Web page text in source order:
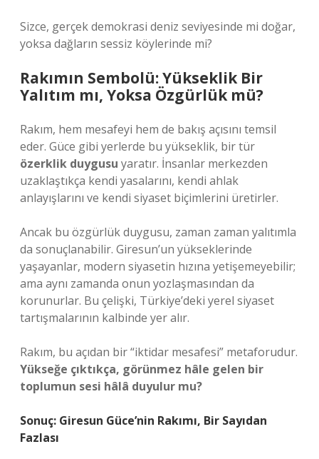
Sizce, gerçek demokrasi deniz seviyesinde mi doğar,
yoksa dağların sessiz köylerinde mi?
Rakımın Sembolü: Yükseklik Bir
Yalıtım mı, Yoksa Özgürlük mü?
Rakım, hem mesafeyi hem de bakış açısını temsil
eder. Güce gibi yerlerde bu yükseklik, bir tür
özerklik duygusu yaratır. İnsanlar merkezden
uzaklaştıkça kendi yasalarını, kendi ahlak
anlayışlarını ve kendi siyaset biçimlerini üretirler.
Ancak bu özgürlük duygusu, zaman zaman yalıtımla
da sonuçlanabilir. Giresun’un yükseklerinde
yaşayanlar, modern siyasetin hızına yetişemeyebilir;
ama aynı zamanda onun yozlaşmasından da
korunurlar. Bu çelişki, Türkiye’deki yerel siyaset
tartışmalarının kalbinde yer alır.
Rakım, bu açıdan bir “iktidar mesafesi” metaforudur.
Yükseğe çıktıkça, görünmez hâle gelen bir
toplumun sesi hâlâ duyulur mu?
Sonuç: Giresun Güce’nin Rakımı, Bir Sayıdan
Fazlası